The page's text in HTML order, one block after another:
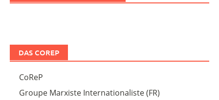
DAS COREP
CoReP
Groupe Marxiste Internationaliste (FR)